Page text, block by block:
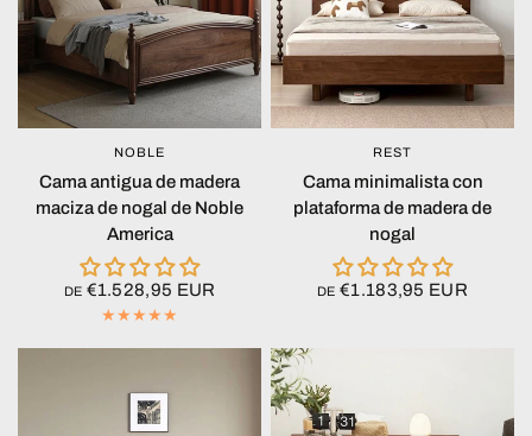
VISTA RÁPIDA
NOBLE
Cama antigua de madera
maciza de nogal de Noble
America
DE €1.528,95 EUR
VISTA RÁPIDA
REST
Cama minimalista con
plataforma de madera de
nogal
DE €1.183,95 EUR